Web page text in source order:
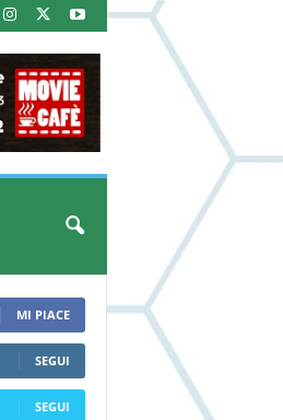
MI PIACE
SEGUI
SEGUI